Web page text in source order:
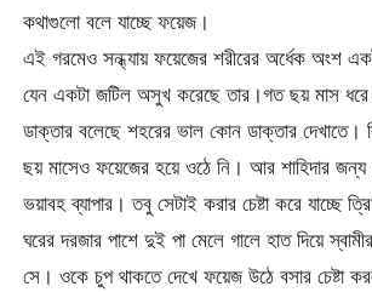
কথাগুলো বলে যাচ্ছে ফয়েজ।
এই গরমেও সন্ধ্যায় ফয়েজের শরীরের অর্ধেক অংশ
যেন একটা জটিল অসুখ করেছে তার।গত ছয় মাস
ডাক্তার বলেছে শহরের ভাল কোন ডাক্তার দেখাতে।
ছয় মাসেও ফয়েজের হয়ে ওঠে নি। আর শাহিদার
ভয়াবহ ব্যাপার। তবু সেটাই করার চেষ্টা করে যাচ্ছে
ঘরের দরজার পাশে দুই পা মেলে গালে হাত দিয়ে
সে। ওকে চুপ থাকতে দেখে ফয়েজ উঠে বসার চেষ্টা